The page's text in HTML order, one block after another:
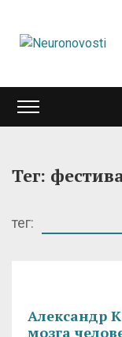
Тег:
тег:
Александр
мозга